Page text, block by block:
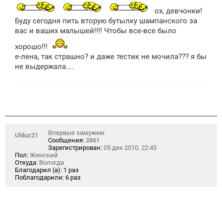
б
щ
е
н
и
ох, девчонки!
Буду сегодня пить вторую бутылку шампанского за
вас и ваших малышей!!!! Чтобы все-все было
хорошо!!!
е-лена, так страшно? и даже тестик не мочила??? я бы
не выдержала....
Ulduz21
Впервые замужем
Сообщения: 2861
Зарегистрирован: 05 дек 2010, 22:45
Пол: Женский
Откуда: Вологда
Благодарил (а): 1 раз
Поблагодарили: 6 раз